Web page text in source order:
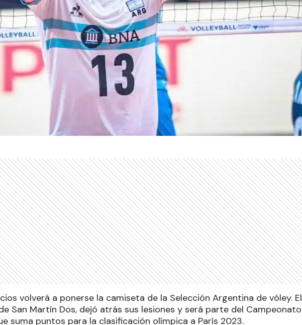
volverá a ponerse la camiseta de la Selección Argentina de vóley. El
San Martín Dos, dejó atrás sus lesiones y será parte del Campeonato
suma puntos para la clasificación olímpica a París 2023.